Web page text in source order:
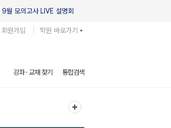
9월 모의고사 LIVE 설명회
회원가입 학원 바로가기
강좌 · 교재 찾기 통합검색